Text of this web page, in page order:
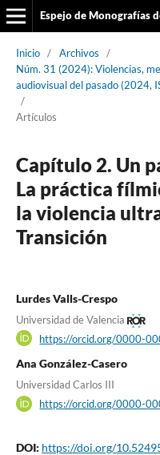
Espejo de Monografías
Inicio / Archivos
/
Núm. 31 (2024): Violencias,
audiovisual del pasado
/
Artículos
Capítulo 2. Un
La práctica
la violencia
Transición
Lurdes Valls-Crespo
Universidad de Valencia
https://orcid.org/0000-
Ana González-Casero
Universidad Carlos III
https://orcid.org/0000-
DOI: https://doi.org/